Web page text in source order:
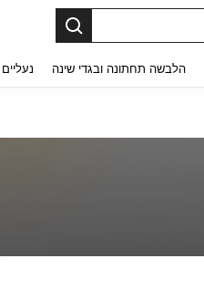
הלבשה תחתונה ובגדי שינה נעליים